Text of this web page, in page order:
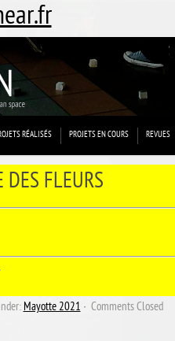
RÉALISÉS PROJETS EN COURS REVUES
FLEURS
Mayotte 2021ˑ Comments Closed